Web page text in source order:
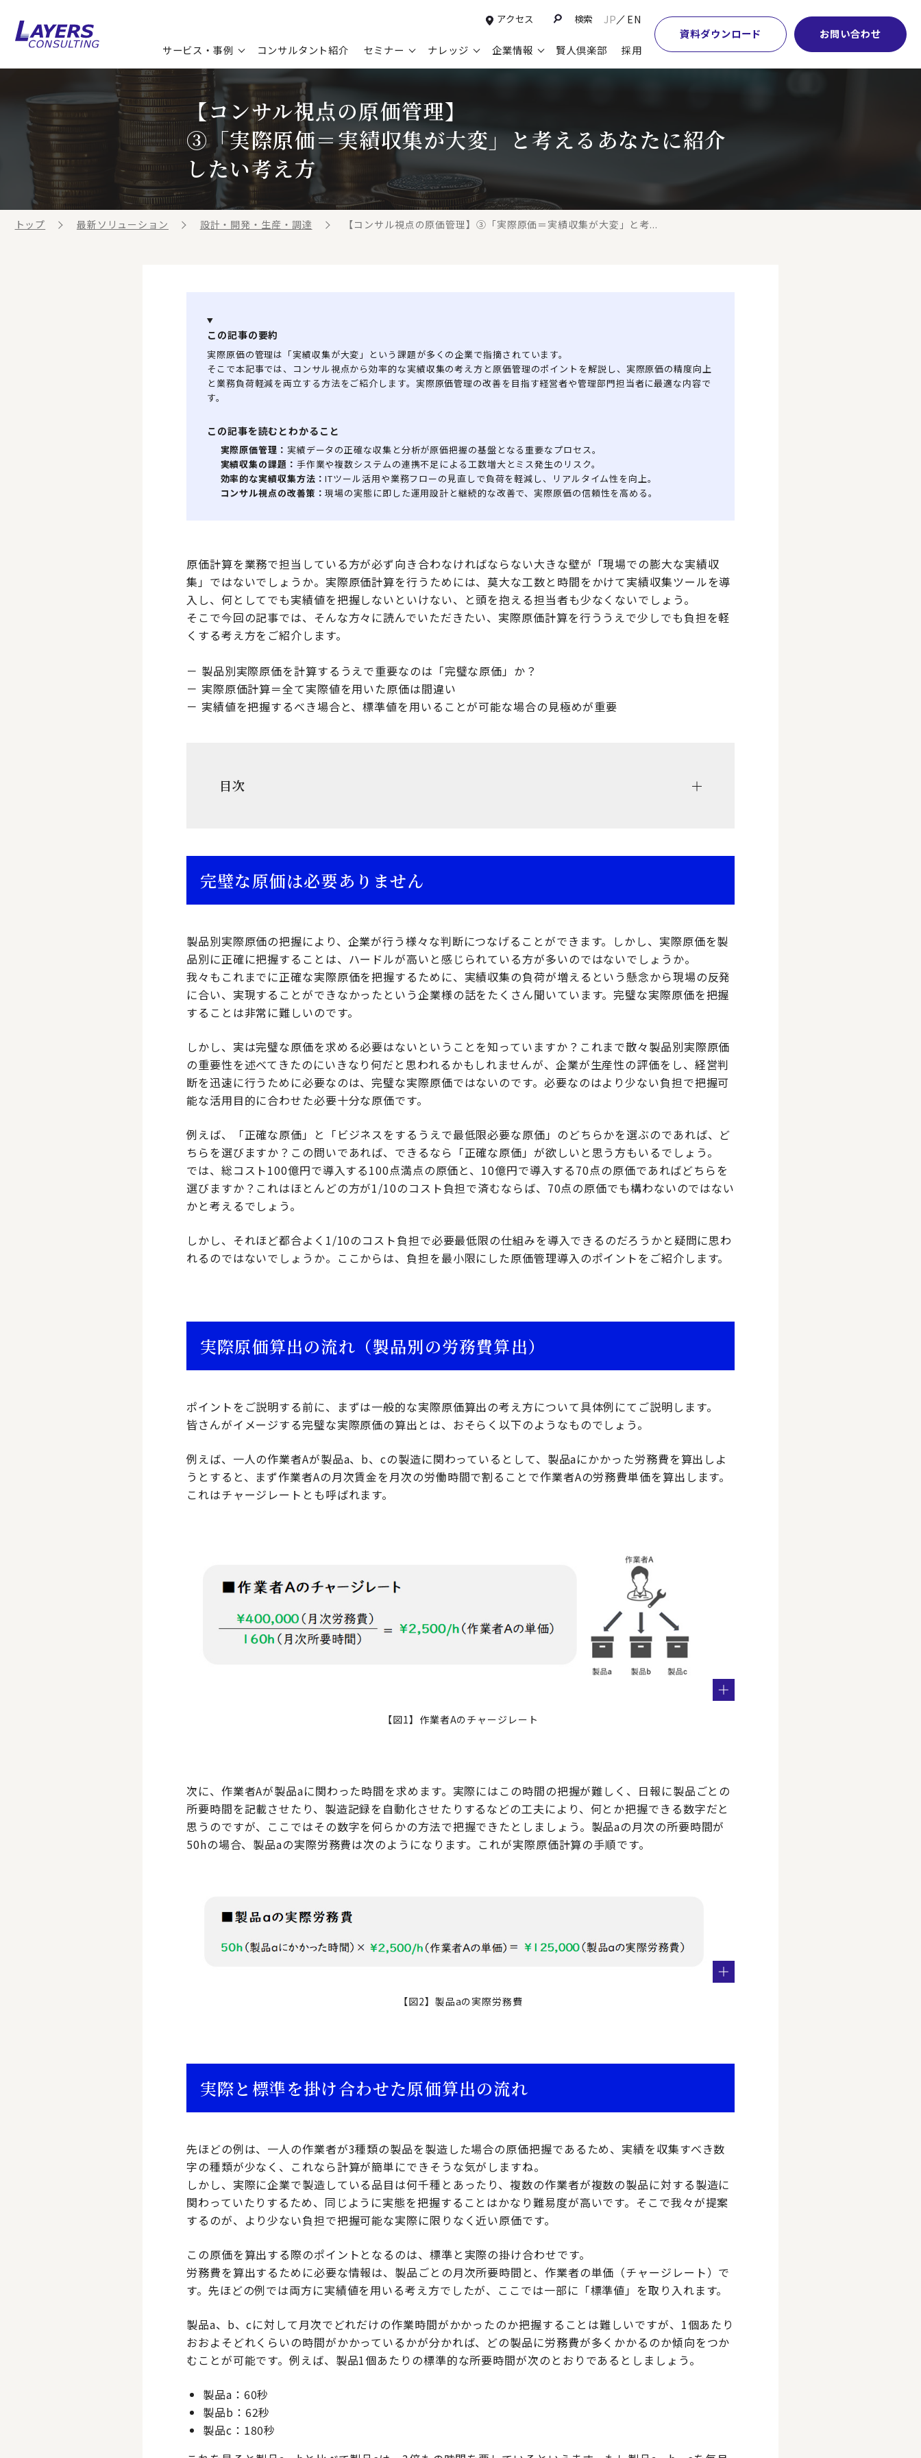
アクセス 検索 JP EN
サービス・事例 コンサルタント紹介 セミナー ナレッジ 企業情報 賢人倶楽部 採用
資料ダウンロード お問い合わせ
コンサルティングサービス
コンサルティング事例
お客様の声
コンサルティングサービスTOP
新規事業開発・ビジネスモデル変革・
M&A支援
ガバナンス・リスクマネジメント強化
マーケティング戦略・営業改革
物流改革
セミナー情報
セミナー情報TOP
申込み受付中のセミナー
配信中のセミナーアーカイブ
過去のセミナー
最新ソリューション
コラム
ビジネス用語集
ビジネステーマ解説集
最新ソリューションTOP
経営全般
経営企画・事業戦略
経営管理・経理・財務
人事
広報・CSR
【特集】会計システム刷新
【特集】FP＆Aへの旅
【特集】ポスト2027年の基幹システム
企業情報
お知らせ
連載／寄稿／書籍
企業情報TOP
会社概要
トップメッセージ
コンプライアンス（法令遵守）
レイヤーズ・コンサルティングの特徴
経営諮問委員紹介
グループ会社
お知らせTOP
ニュース
メディア掲載
【コンサル視点の原価管理】
③「実際原価＝実績収集が大変」と考えるあなたに紹介
したい考え方
トップ 最新ソリューション 設計・開発・生産・調達 【コンサル視点の原価管理】③「実際原価＝実績収集が大変」と考...
この記事の要約
実際原価の管理は「実績収集が大変」という課題が多くの企業で指摘されています。
そこで本記事では、コンサル視点から効率的な実績収集の考え方と原価管理のポイントを解説し、実際原価の精度向上
と業務負荷軽減を両立する方法をご紹介します。実際原価管理の改善を目指す経営者や管理部門担当者に最適な内容で
す。
この記事を読むとわかること
実際原価管理： 実績データの正確な収集と分析が原価把握の基盤となる重要なプロセス。
実績収集の課題： 手作業や複数システムの連携不足による工数増大とミス発生のリスク。
効率的な実績収集方法：ITツール活用や業務フローの見直しで負荷を軽減し、リアルタイム性を向上。
コンサル視点の改善策：現場の実態に即した運用設計と継続的な改善で、実際原価の信頼性を高める。
原価計算を業務で担当している方が必ず向き合わなければならない大きな壁が「現場での膨大な実績収
集」ではないでしょうか。実際原価計算を行うためには、莫大な工数と時間をかけて実績収集ツールを導
入し、何としてでも実績値を把握しないといけない、と頭を抱える担当者も少なくないでしょう。
そこで今回の記事では、そんな方々に読んでいただきたい、実際原価計算を行ううえで少しでも負担を軽
くする考え方をご紹介します。
－ 製品別実際原価を計算するうえで重要なのは「完璧な原価」か？
－ 実際原価計算＝全て実際値を用いた原価は間違い
－ 実績値を把握するべき場合と、標準値を用いることが可能な場合の見極めが重要
目次
完璧な原価は必要ありません
製品別実際原価の把握により、企業が行う様々な判断につなげることができます。しかし、実際原価を製
品別に正確に把握することは、ハードルが高いと感じられている方が多いのではないでしょうか。
我々もこれまでに正確な実際原価を把握するために、実績収集の負荷が増えるという懸念から現場の反発
に合い、実現することができなかったという企業様の話をたくさん聞いています。完璧な実際原価を把握
することは非常に難しいのです。
しかし、実は完璧な原価を求める必要はないということを知っていますか？これまで散々製品別実際原価
の重要性を述べてきたのにいきなり何だと思われるかもしれませんが、企業が生産性の評価をし、経営判
断を迅速に行うために必要なのは、完璧な実際原価ではないのです。必要なのはより少ない負担で把握可
能な活用目的に合わせた必要十分な原価です。
例えば、「正確な原価」と「ビジネスをするうえで最低限必要な原価」のどちらかを選ぶのであれば、ど
ちらを選びますか？この問いであれば、できるなら「正確な原価」が欲しいと思う方もいるでしょう。
では、総コスト100億円で導入する100点満点の原価と、10億円で導入する70点の原価であればどちらを
選びますか？これはほとんどの方が1/10のコスト負担で済むならば、70点の原価でも構わないのではない
かと考えるでしょう。
しかし、それほど都合よく1/10のコスト負担で必要最低限の仕組みを導入できるのだろうかと疑問に思わ
れるのではないでしょうか。ここからは、負担を最小限にした原価管理導入のポイントをご紹介します。
実際原価算出の流れ（製品別の労務費算出）
ポイントをご説明する前に、まずは一般的な実際原価算出の考え方について具体例にてご説明します。
皆さんがイメージする完璧な実際原価の算出とは、おそらく以下のようなものでしょう。
例えば、一人の作業者Aが製品a、b、cの製造に関わっているとして、製品aにかかった労務費を算出しよ
うとすると、まず作業者Aの月次賃金を月次の労働時間で割ることで作業者Aの労務費単価を算出します。
これはチャージレートとも呼ばれます。
【図1】作業者Aのチャージレート
次に、作業者Aが製品aに関わった時間を求めます。実際にはこの時間の把握が難しく、日報に製品ごとの
所要時間を記載させたり、製造記録を自動化させたりするなどの工夫により、何とか把握できる数字だと
思うのですが、ここではその数字を何らかの方法で把握できたとしましょう。製品aの月次の所要時間が
50hの場合、製品aの実際労務費は次のようになります。これが実際原価計算の手順です。
【図2】製品aの実際労務費
実際と標準を掛け合わせた原価算出の流れ
先ほどの例は、一人の作業者が3種類の製品を製造した場合の原価把握であるため、実績を収集すべき数
字の種類が少なく、これなら計算が簡単にできそうな気がしますね。
しかし、実際に企業で製造している品目は何千種とあったり、複数の作業者が複数の製品に対する製造に
関わっていたりするため、同じように実態を把握することはかなり難易度が高いです。そこで我々が提案
するのが、より少ない負担で把握可能な実際に限りなく近い原価です。
この原価を算出する際のポイントとなるのは、標準と実際の掛け合わせです。
労務費を算出するために必要な情報は、製品ごとの月次所要時間と、作業者の単価（チャージレート）で
す。先ほどの例では両方に実績値を用いる考え方でしたが、ここでは一部に「標準値」を取り入れます。
製品a、b、cに対して月次でどれだけの作業時間がかかったのか把握することは難しいですが、1個あたり
おおよそどれくらいの時間がかかっているかが分かれば、どの製品に労務費が多くかかるのか傾向をつか
むことが可能です。例えば、製品1個あたりの標準的な所要時間が次のとおりであるとしましょう。
製品a：60秒
製品b：62秒
製品c：180秒